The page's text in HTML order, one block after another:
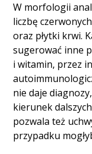
W morfologii
liczbę
oraz płytki krwi.
sugerować inne
i witamin, przez
nie daje
kierunek
pozwala też
przypadku